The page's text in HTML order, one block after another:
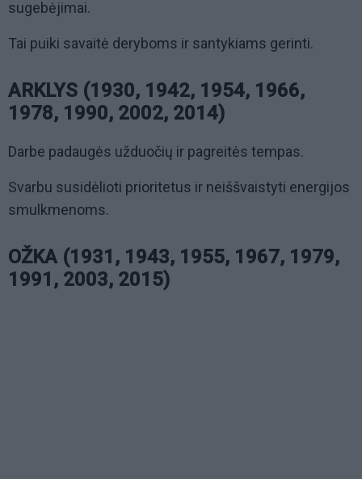
sugebėjimai.
Tai puiki savaitė deryboms ir santykiams gerinti.
ARKLYS (1930, 1942, 1954, 1966,
1978, 1990, 2002, 2014)
Darbe padaugės užduočių ir pagreitės tempas.
Svarbu susidėlioti prioritetus ir neiššvaistyti energijos
smulkmenoms.
OŽKA (1931, 1943, 1955, 1967, 1979,
1991, 2003, 2015)